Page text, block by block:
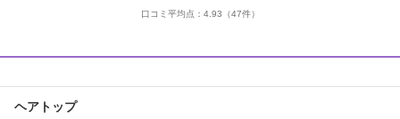
口コミ平均点： 4.93 （47件）
ヘアトップ